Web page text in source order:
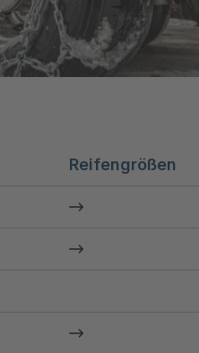
Reifengrößen